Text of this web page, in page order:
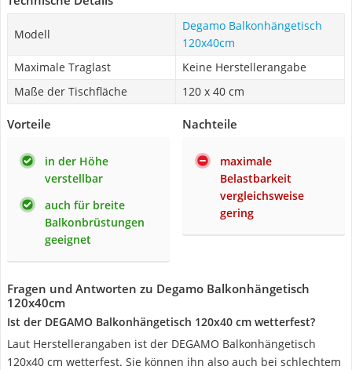
Modell
Degamo Balkonhängetisch
120x40cm
Maximale Traglast
Keine Herstellerangabe
Maße der Tischfläche
120 x 40 cm
Vorteile
in der Höhe
verstellbar
auch für breite
Balkonbrüstungen
geeignet
Nachteile
maximale
Belastbarkeit
vergleichsweise
gering
Fragen und Antworten zu Degamo Balkonhängetisch
120x40cm
Ist der DEGAMO Balkonhängetisch 120x40 cm wetterfest?
Laut Herstellerangaben ist der DEGAMO Balkonhängetisch
120x40 cm wetterfest. Sie können ihn also auch bei schlechtem